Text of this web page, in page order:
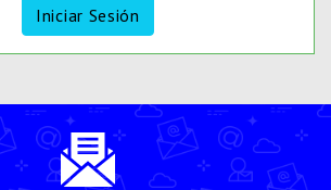
Iniciar Sesión